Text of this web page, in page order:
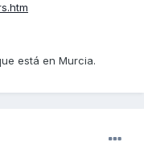
está en Murcia.